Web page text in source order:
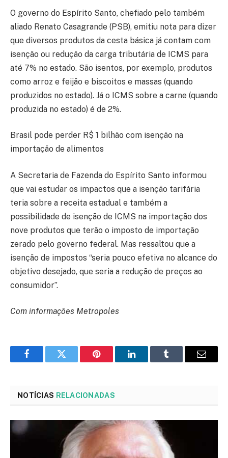
O governo do Espírito Santo, chefiado pelo também
aliado Renato Casagrande (PSB), emitiu nota para dizer
que diversos produtos da cesta básica já contam com
isenção ou redução da carga tributária de ICMS para
até 7% no estado. São isentos, por exemplo, produtos
como arroz e feijão e biscoitos e massas (quando
produzidos no estado). Já o ICMS sobre a carne (quando
produzida no estado) é de 2%.
Brasil pode perder R$ 1 bilhão com isenção na
importação de alimentos
A Secretaria de Fazenda do Espírito Santo informou
que vai estudar os impactos que a isenção tarifária
teria sobre a receita estadual e também a
possibilidade de isenção de ICMS na importação dos
nove produtos que terão o imposto de importação
zerado pelo governo federal. Mas ressaltou que a
isenção de impostos “seria pouco efetiva no alcance do
objetivo desejado, que seria a redução de preços ao
consumidor”.
Com informações Metropoles
FacebookTwitter Pinterest LinkedInTumblr Email
NOTÍCIAS RELACIONADAS